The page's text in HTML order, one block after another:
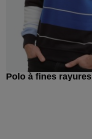
Polo à fines rayures